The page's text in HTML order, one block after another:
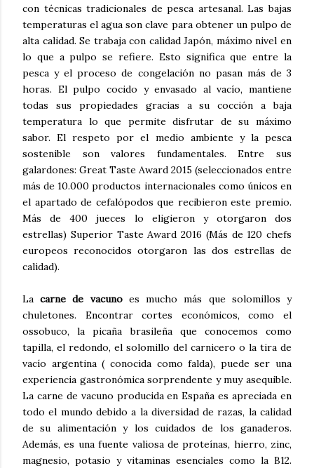
con técnicas tradicionales de pesca artesanal. Las bajas
temperaturas el agua son clave para obtener un pulpo de
alta calidad. Se trabaja con calidad Japón, máximo nivel en
lo que a pulpo se refiere. Esto significa que entre la
pesca y el proceso de congelación no pasan más de 3
horas. El pulpo cocido y envasado al vacío, mantiene
todas sus propiedades gracias a su cocción a baja
temperatura lo que permite disfrutar de su máximo
sabor. El respeto por el medio ambiente y la pesca
sostenible son valores fundamentales. Entre sus
galardones: Great Taste Award 2015 (seleccionados entre
más de 10.000 productos internacionales como únicos en
el apartado de cefalópodos que recibieron este premio.
Más de 400 jueces lo eligieron y otorgaron dos
estrellas) Superior Taste Award 2016 (Más de 120 chefs
europeos reconocidos otorgaron las dos estrellas de
calidad).
Lacarne de vacunoes mucho más que solomillos y
chuletones. Encontrar cortes económicos, como el
ossobuco, la picaña brasileña que conocemos como
tapilla, el redondo, el solomillo del carnicero o la tira de
vacío argentina ( conocida como falda), puede ser una
experiencia gastronómica sorprendente y muy asequible.
La carne de vacuno producida en España es apreciada en
todo el mundo debido a la diversidad de razas, la calidad
de su alimentación y los cuidados de los ganaderos.
Además, es una fuente valiosa de proteínas, hierro, zinc,
magnesio, potasio y vitaminas esenciales como la B12.